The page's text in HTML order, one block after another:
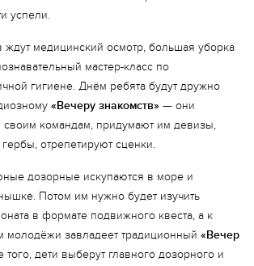
успели.
ждут медицинский осмотр, большая уборка
мастер-класс по
гигиене. Днём ребята будут дружно
«Вечеру знакомств» — они
своим командам, придумают им девизы,
отрепетируют сценки.
дозорные искупаются в море и
Потом им нужно будет изучить
в формате подвижного квеста, а к
молодёжи завладеет традиционный «Вечер
того, дети выберут главного дозорного и